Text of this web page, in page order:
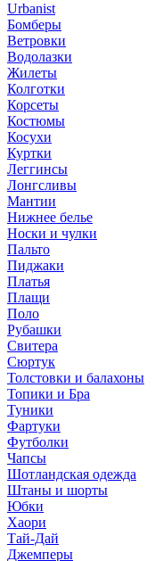
Urbanist
Бомберы
Ветровки
Водолазки
Жилеты
Колготки
Корсеты
Костюмы
Косухи
Куртки
Леггинсы
Лонгсливы
Мантии
Нижнее белье
Носки и чулки
Пальто
Пиджаки
Платья
Плащи
Поло
Рубашки
Свитера
Сюртук
Толстовки и балахоны
Топики и Бра
Туники
Фартуки
Футболки
Чапсы
Шотландская одежда
Штаны и шорты
Юбки
Хаори
Тай-Дай
Джемперы